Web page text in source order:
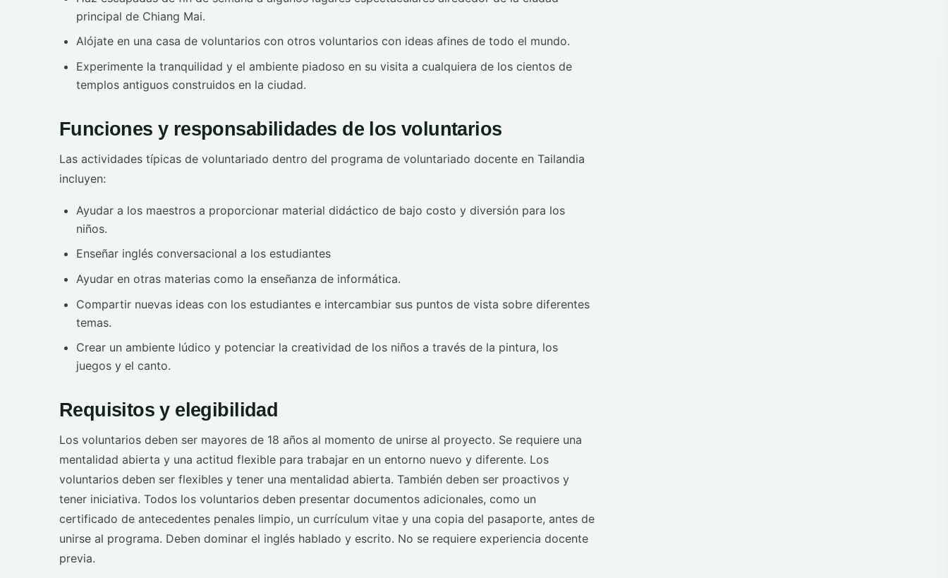
principal de Chiang Mai.
Alójate en una casa de voluntarios con otros voluntarios con ideas afines de todo el mundo.
Experimente la tranquilidad y el ambiente piadoso en su visita a cualquiera de los cientos de
templos antiguos construidos en la ciudad.
Funciones y responsabilidades de los voluntarios
Las actividades típicas de voluntariado dentro del programa de voluntariado docente en Tailandia
incluyen:
Ayudar a los maestros a proporcionar material didáctico de bajo costo y diversión para los
niños.
Enseñar inglés conversacional a los estudiantes
Ayudar en otras materias como la enseñanza de informática.
Compartir nuevas ideas con los estudiantes e intercambiar sus puntos de vista sobre diferentes
temas.
Crear un ambiente lúdico y potenciar la creatividad de los niños a través de la pintura, los
juegos y el canto.
Requisitos y elegibilidad
Los voluntarios deben ser mayores de 18 años al momento de unirse al proyecto. Se requiere una
mentalidad abierta y una actitud flexible para trabajar en un entorno nuevo y diferente. Los
voluntarios deben ser flexibles y tener una mentalidad abierta. También deben ser proactivos y
tener iniciativa. Todos los voluntarios deben presentar documentos adicionales, como un
certificado de antecedentes penales limpio, un currículum vitae y una copia del pasaporte, antes de
unirse al programa. Deben dominar el inglés hablado y escrito. No se requiere experiencia docente
previa.